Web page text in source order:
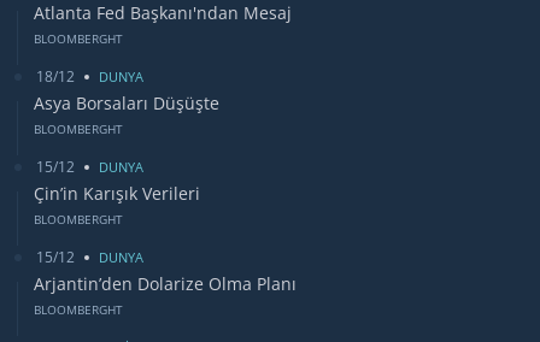
Atlanta Fed Başkanı'ndan Mesaj
BLOOMBERGHT
18/12 DUNYA
Asya Borsaları Düşüşte
BLOOMBERGHT
15/12 DUNYA
Çin’in Karışık Verileri
BLOOMBERGHT
15/12 DUNYA
Arjantin’den Dolarize Olma Planı
BLOOMBERGHT